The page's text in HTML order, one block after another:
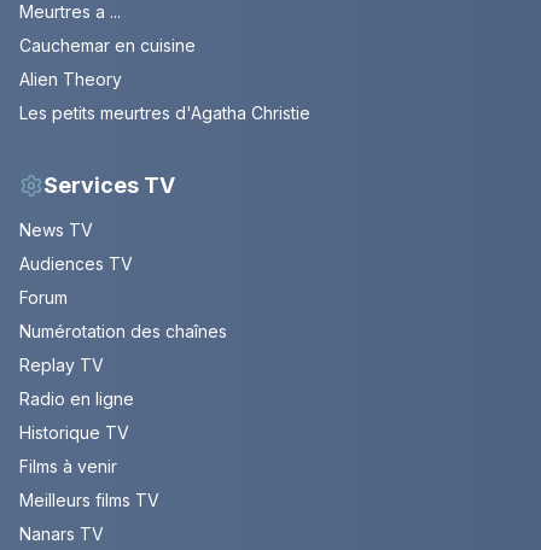
Meurtres a ...
Cauchemar en cuisine
Alien Theory
Les petits meurtres d'Agatha Christie
Services TV
News TV
Audiences TV
Forum
Numérotation des chaînes
Replay TV
Radio en ligne
Historique TV
Films à venir
Meilleurs films TV
Nanars TV